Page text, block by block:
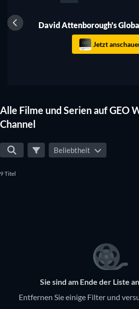
David Attenborough's
Jetzt
Alle Filme und Serien auf GEO
Channel
Beliebtheit
9 Titel
Sie sind am Ende der Liste
Entfernen Sie einige Filter und